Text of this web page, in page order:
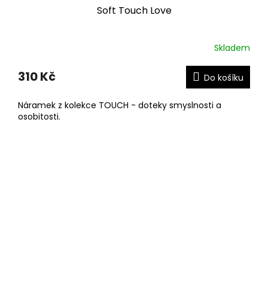
Soft Touch Love
Skladem
310 Kč Do košíku
Náramek z kolekce TOUCH - doteky smyslnosti a
osobitosti.